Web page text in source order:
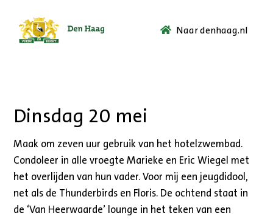
Ga
Naar denhaag.nl
Dinsdag 20 mei
Maak om zeven uur gebruik van het hotelzwembad.
Condoleer in alle vroegte Marieke en Eric Wiegel met
het overlijden van hun vader. Voor mij een jeugdidool,
net als de Thunderbirds en Floris. De ochtend staat in
de ‘Van Heerwaarde’ lounge in het teken van een